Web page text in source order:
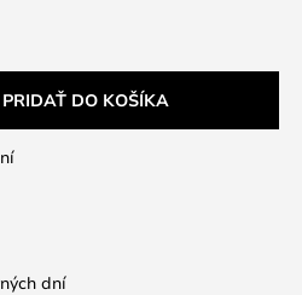
PRIDAŤ DO KOŠÍKA
dní